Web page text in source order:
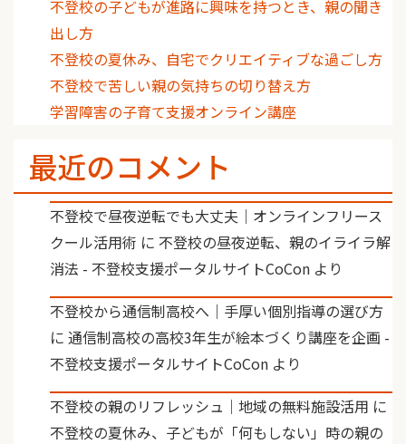
不登校の子どもが進路に興味を持つとき、親の聞き
出し方
不登校の夏休み、自宅でクリエイティブな過ごし方
不登校で苦しい親の気持ちの切り替え方
学習障害の子育て支援オンライン講座
最近のコメント
不登校で昼夜逆転でも大丈夫｜オンラインフリース
クール活用術 に 不登校の昼夜逆転、親のイライラ解
消法 - 不登校支援ポータルサイトCoCon より
不登校から通信制高校へ｜手厚い個別指導の選び方
に 通信制高校の高校3年生が絵本づくり講座を企画 -
不登校支援ポータルサイトCoCon より
不登校の親のリフレッシュ｜地域の無料施設活用 に
不登校の夏休み、子どもが「何もしない」時の親の